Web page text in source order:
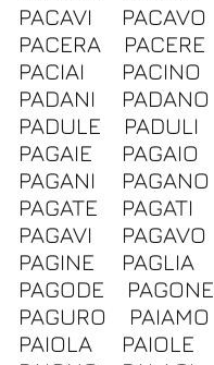
PACAVI
PACAVO
PACERA
PACERE
PACIAI
PACINO
PADANI
PADANO
PADULE
PADULI
PAGAIE
PAGAIO
PAGANI
PAGANO
PAGATE
PAGATI
PAGAVI
PAGAVO
PAGINE
PAGLIA
PAGODE
PAGONE
PAGURO
PAIAMO
PAIOLA
PAIOLE